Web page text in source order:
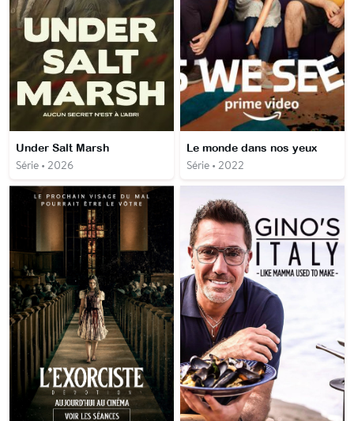
Under Salt Marsh
Série • 2026
Le monde dans nos yeux
Série • 2022